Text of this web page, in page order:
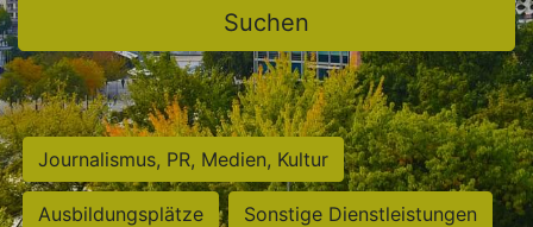
Suchen
Journalismus, PR, Medien, Kultur
Ausbildungsplätze Sonstige Dienstleistungen